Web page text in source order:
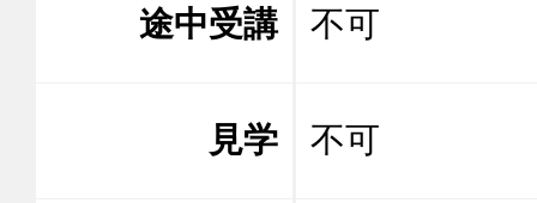
途中受講 不可
見学 不可